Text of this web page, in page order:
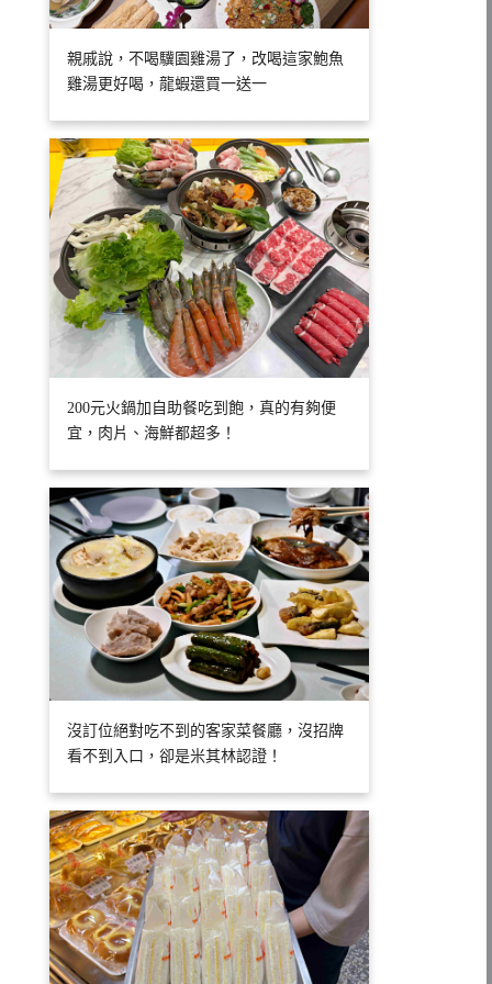
親戚說，不喝驥園雞湯了，改喝這家鮑魚
雞湯更好喝，龍蝦還買一送一
200元火鍋加自助餐吃到飽，真的有夠便
宜，肉片、海鮮都超多！
沒訂位絕對吃不到的客家菜餐廳，沒招牌
看不到入口，卻是米其林認證！